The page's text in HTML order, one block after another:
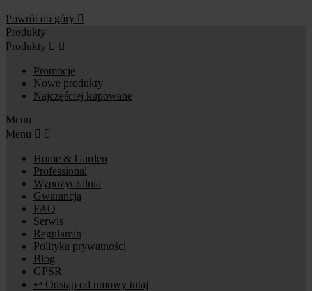
Powrót do góry 
Produkty
Produkty  
Promocje
Nowe produkty
Najczęściej kupowane
Menu
Menu  
Home & Garden
Professional
Wypożyczalnia
Gwarancja
FAQ
Serwis
Regulamin
Polityka prywatności
Blog
GPSR
↩ Odstąp od umowy tutaj